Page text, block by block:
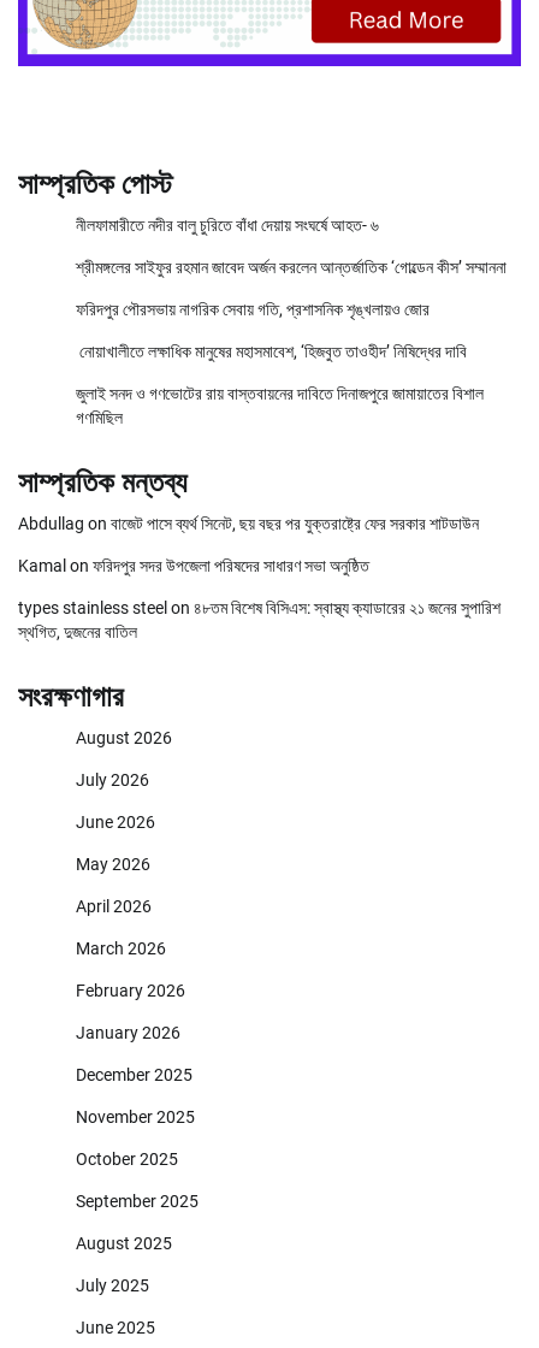
সাম্প্রতিক পোস্ট
নীলফামারীতে নদীর বালু চুরিতে বাঁধা দেয়ায় সংঘর্ষে আহত- ৬
শ্রীমঙ্গলের সাইফুর রহমান জাবেদ অর্জন করলেন আন্তর্জাতিক ‘গোল্ডেন কীস’ সম্মাননা
ফরিদপুর পৌরসভায় নাগরিক সেবায় গতি, প্রশাসনিক শৃঙ্খলায়ও জোর
নোয়াখালীতে লক্ষাধিক মানুষের মহাসমাবেশ, ‘হিজবুত তাওহীদ’ নিষিদ্ধের দাবি
জুলাই সনদ ও গণভোটের রায় বাস্তবায়নের দাবিতে দিনাজপুরে জামায়াতের বিশাল
গণমিছিল
সাম্প্রতিক মন্তব্য
Abdullag on বাজেট পাসে ব্যর্থ সিনেট, ছয় বছর পর যুক্তরাষ্ট্রে ফের সরকার শাটডাউন
Kamal on ফরিদপুর সদর উপজেলা পরিষদের সাধারণ সভা অনুষ্ঠিত
types stainless steel on ৪৮তম বিশেষ বিসিএস: স্বাস্থ্য ক্যাডারের ২১ জনের সুপারিশ
স্থগিত, দুজনের বাতিল
সংরক্ষণাগার
August 2026
July 2026
June 2026
May 2026
April 2026
March 2026
February 2026
January 2026
December 2025
November 2025
October 2025
September 2025
August 2025
July 2025
June 2025